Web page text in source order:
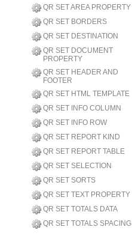
QR SET AREA PROPERTY
QR SET BORDERS
QR SET DESTINATION
QR SET DOCUMENT
PROPERTY
QR SET HEADER AND
FOOTER
QR SET HTML TEMPLATE
QR SET INFO COLUMN
QR SET INFO ROW
QR SET REPORT KIND
QR SET REPORT TABLE
QR SET SELECTION
QR SET SORTS
QR SET TEXT PROPERTY
QR SET TOTALS DATA
QR SET TOTALS SPACING